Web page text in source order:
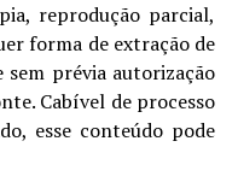
reprodução parcial,
forma de extração de
sem prévia autorização
Cabível de processo
esse conteúdo pode